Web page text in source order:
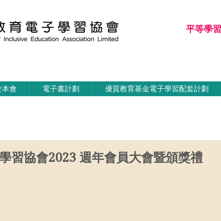
平等學
平等學習
本會 電子書計劃 優質教育基金電子學習配套計劃
習協會2023 週年會員大會暨頒獎禮